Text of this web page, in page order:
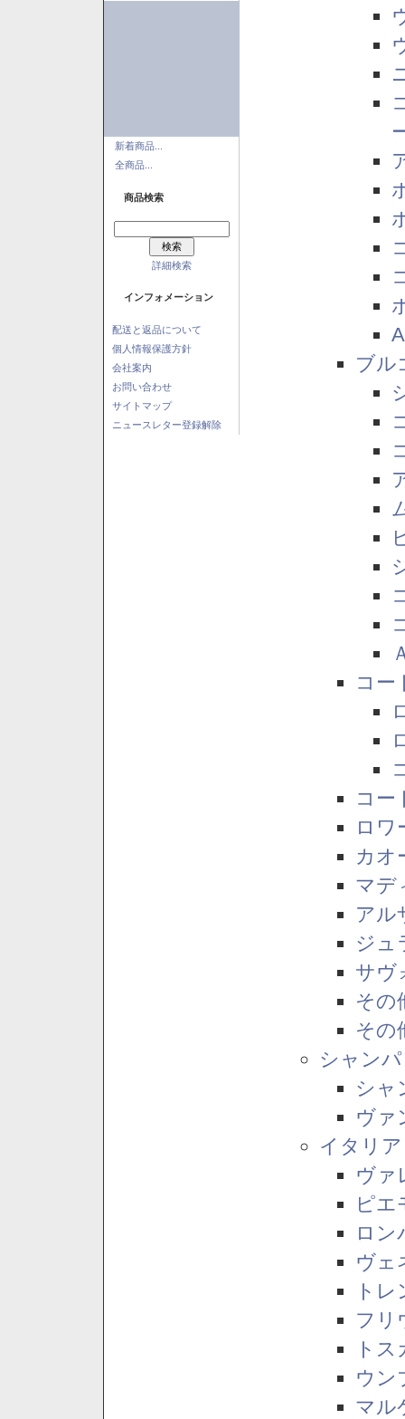
新着商品...
全商品...
商品検索
詳細検索
インフォメーション
配送と返品について
個人情報保護方針
会社案内
お問い合わせ
サイトマップ
ニュースレター登録解除
ブル
コー
コー
ロワ
カオ
マデ
アル
ジュ
サヴ
その
その
シャン
シャ
ヴァ
イタリア
ヴァ
ピエ
ロン
ヴェ
ト
フリ
ト
ウン
マル